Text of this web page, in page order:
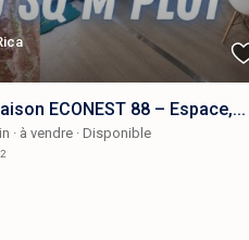
ECONEST 88 – Espace,...
· à vendre · Disponible
2